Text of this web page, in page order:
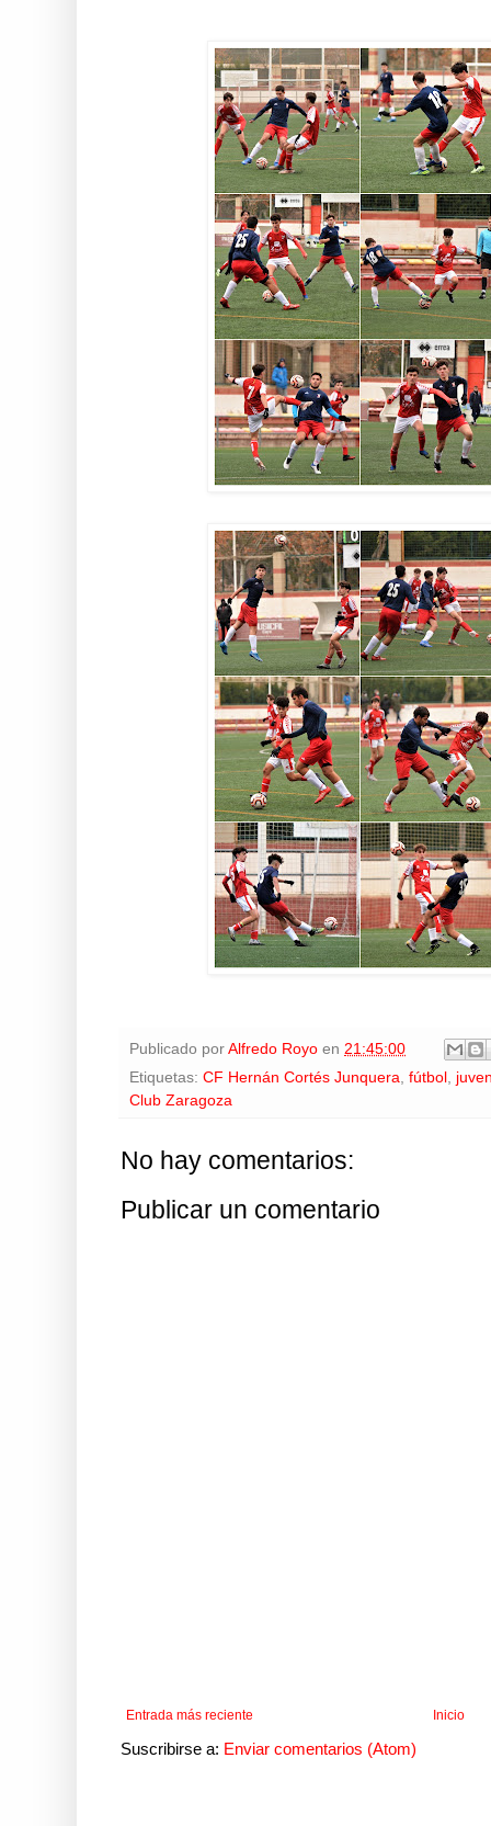
Publicado por Alfredo Royo en 21:45:00
Etiquetas: CF Hernán Cortés Junquera, fútbol ,
Club Zaragoza
No hay comentarios:
Publicar un comentario
Entrada más reciente Inicio
Suscribirse a: Enviar comentarios (Atom)